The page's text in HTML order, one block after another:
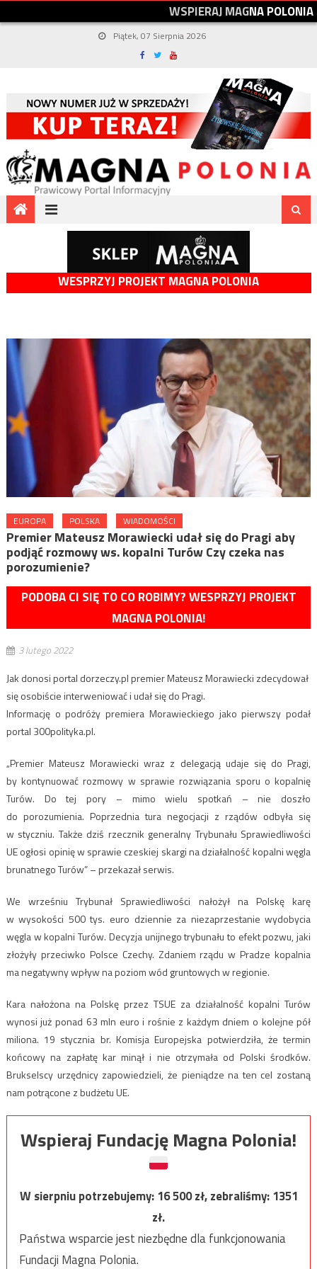
WSPIERAJMAGNAPOLONIA
Piątek, 07 Sierpnia 2026
WESPRZYJ PROJEKT MAGNA POLONIA
EUROPA POLSKA WIADOMOŚCI
Premier Mateusz Morawiecki udał się do Pragi aby
podjąć rozmowy ws. kopalni Turów Czy czeka nas
porozumienie?
PODOBA CI SIĘ TO CO ROBIMY? WESPRZYJ PROJEKT
MAGNA POLONIA!
3 lutego 2022
Jak donosi portal dorzeczy.pl premier Mateusz Morawiecki zdecydował
się osobiście interweniować i udał się do Pragi.
Informację o podróży premiera Morawieckiego jako pierwszy podał
portal 300polityka.pl.
„Premier Mateusz Morawiecki wraz z delegacją udaje się do Pragi,
by kontynuować rozmowy w sprawie rozwiązania sporu o kopalnię
Turów. Do tej pory – mimo wielu spotkań – nie doszło
do porozumienia. Poprzednia tura negocjacji z rządów odbyła się
w styczniu. Także dziś rzecznik generalny Trybunału Sprawiedliwości
UE ogłosi opinię w sprawie czeskiej skargi na działalność kopalni węgla
brunatnego Turów” – przekazał serwis.
We wrześniu Trybunał Sprawiedliwości nałożył na Polskę karę
w wysokości 500 tys. euro dziennie za niezaprzestanie wydobycia
węgla w kopalni Turów. Decyzja unijnego trybunału to efekt pozwu, jaki
złożyły przeciwko Polsce Czechy. Zdaniem rządu w Pradze kopalnia
ma negatywny wpływ na poziom wód gruntowych w regionie.
Kara nałożona na Polskę przez TSUE za działalność kopalni Turów
wynosi już ponad 63 mln euro i rośnie z każdym dniem o kolejne pół
miliona. 19 stycznia br. Komisja Europejska potwierdziła, że termin
końcowy na zapłatę kar minął i nie otrzymała od Polski środków.
Brukselscy urzędnicy zapowiedzieli, że pieniądze na ten cel zostaną
nam potrącone z budżetu UE.
Wspieraj Fundację Magna Polonia!
W sierpniu potrzebujemy:16 500zł, zebraliśmy:1351
zł.
Państwa wsparcie jest niezbędne dla funkcjonowania
Fundacji Magna Polonia.